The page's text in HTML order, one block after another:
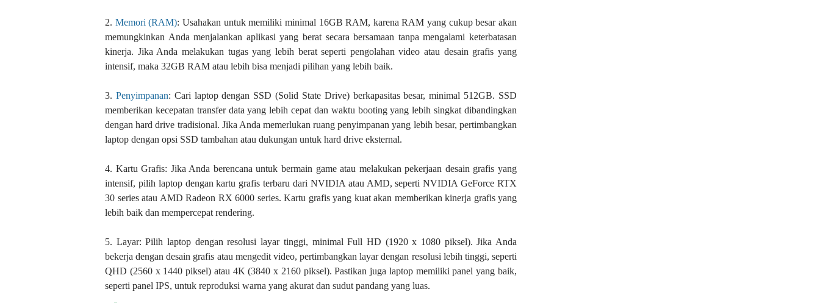
2. Memori (RAM): Usahakan untuk memiliki minimal 16GB RAM, karena RAM yang cukup besar akan
memungkinkan Anda menjalankan aplikasi yang berat secara bersamaan tanpa mengalami keterbatasan
kinerja. Jika Anda melakukan tugas yang lebih berat seperti pengolahan video atau desain grafis yang
intensif, maka 32GB RAM atau lebih bisa menjadi pilihan yang lebih baik.
3. Penyimpanan: Cari laptop dengan SSD (Solid State Drive) berkapasitas besar, minimal 512GB. SSD
memberikan kecepatan transfer data yang lebih cepat dan waktu booting yang lebih singkat dibandingkan
dengan hard drive tradisional. Jika Anda memerlukan ruang penyimpanan yang lebih besar, pertimbangkan
laptop dengan opsi SSD tambahan atau dukungan untuk hard drive eksternal.
4. Kartu Grafis: Jika Anda berencana untuk bermain game atau melakukan pekerjaan desain grafis yang
intensif, pilih laptop dengan kartu grafis terbaru dari NVIDIA atau AMD, seperti NVIDIA GeForce RTX
30 series atau AMD Radeon RX 6000 series. Kartu grafis yang kuat akan memberikan kinerja grafis yang
lebih baik dan mempercepat rendering.
5. Layar: Pilih laptop dengan resolusi layar tinggi, minimal Full HD (1920 x 1080 piksel). Jika Anda
bekerja dengan desain grafis atau mengedit video, pertimbangkan layar dengan resolusi lebih tinggi, seperti
QHD (2560 x 1440 piksel) atau 4K (3840 x 2160 piksel). Pastikan juga laptop memiliki panel yang baik,
seperti panel IPS, untuk reproduksi warna yang akurat dan sudut pandang yang luas.